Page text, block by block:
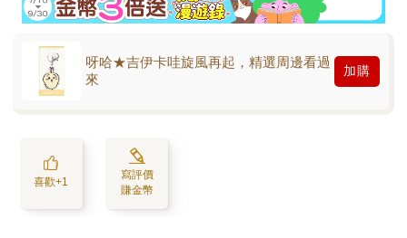
呀哈★吉伊卡哇旋風再起，精選周邊看過
來
加購
喜歡+1
寫評價
賺金幣